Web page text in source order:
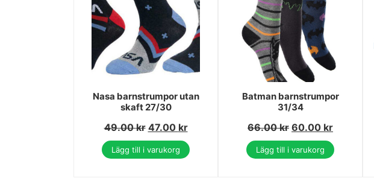
Nasa barnstrumpor utan
skaft 27/30
49.00kr 47.00 kr
Lägg till i varukorg
Batman barnstrumpor
31/34
66.00kr 60.00 kr
Lägg till i varukorg